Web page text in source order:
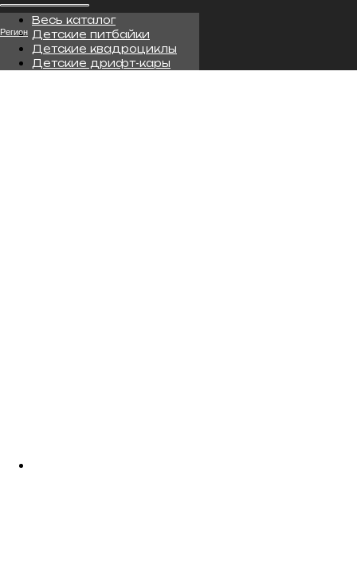
Весь каталог
Детские питбайки
Детские квадроциклы
Детские дрифт-кары